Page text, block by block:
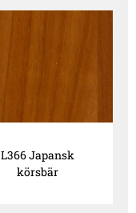
L366 Japansk
körsbär